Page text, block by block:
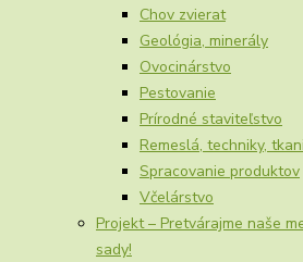
Chov zvierat
Geológia, minerály
Ovocinárstvo
Pestovanie
Prírodné staviteľstvo
Remeslá, techniky,
Spracovanie produktov
Včelárstvo
Projekt – Pretvárajme naše
sady!